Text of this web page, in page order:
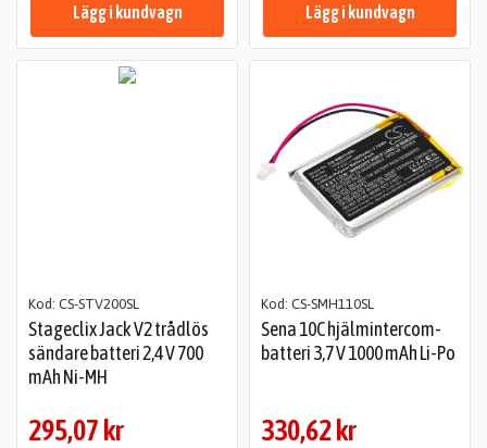
Lägg i kundvagn Lägg i kundvagn
Kod: CS-STV200SL
Stageclix Jack V2 trådlös
sändare batteri 2,4 V 700
mAh Ni-MH
295,07 kr
Kod: CS-SMH110SL
Sena 10C hjälmintercom-
batteri 3,7 V 1000 mAh Li-Po
330,62 kr